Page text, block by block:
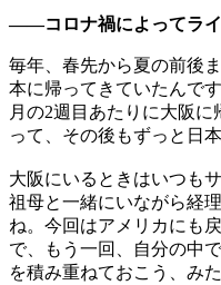
——コロナ禍によってライ
毎年、春先から夏の前後
本に帰ってきていたんで
月の2週目あたりに大阪
って、その後もずっと日本
大阪にいるときはいつも
祖母と一緒にいながら経
ね。今回はアメリカにも
で、もう一回、自分の中
を積み重ねておこう、み